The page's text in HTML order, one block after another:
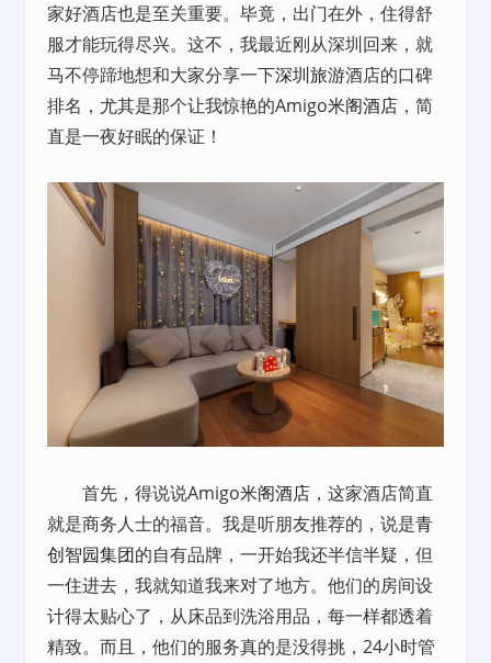
家好酒店也是至关重要。毕竟，出门在外，住得舒
服才能玩得尽兴。这不，我最近刚从深圳回来，就
马不停蹄地想和大家分享一下深圳旅游酒店的口碑
排名，尤其是那个让我惊艳的Amigo米阁酒店 ，简
直是一夜好眠的保证！
首先，得说说Amigo米阁酒店 ，这家酒店简直
就是商务人士的福音。我是听朋友推荐的，说是青
创智园集团的自有品牌，一开始我还半信半疑，但
一住进去，我就知道我来对了地方。他们的房间设
计得太贴心了，从床品到洗浴用品，每一样都透着
精致。而且，他们的服务真的是没得挑，24小时管